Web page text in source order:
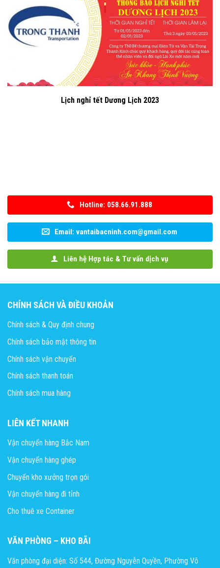
Lịch nghỉ tết Dương Lịch 2023
Hotline: 058.66.91.888
Email: vantaibacninh.com@gmail.com
Liên hệ Hợp tác & Tư vấn dịch vụ
CHÍNH SÁCH VÀ ĐIỀU KHOẢN
Chính sách & Quy định chung
Chính sách bảo mật thông tin
Chính sách vận chuyển
Chính sách thanh toán
Chính sách mua hàng
LIÊN KẾT NHANH
Vận chuyển hàng Bắc Nam
Vận chuyển hàng ghép
Chuyển kho xưởng trọn gói
Vận chuyển hàng đi tỉnh
Cho thuê xe Container
VĂN PHÒNG – KHO BÃI
Văn phòng đại diện: Số 544, Đường Nguyễn Quyền, Phường Võ